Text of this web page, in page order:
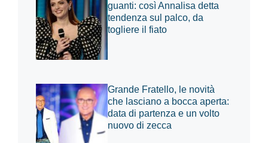
guanti: così Annalisa detta
tendenza sul palco, da
togliere il fiato
Grande Fratello, le novità
che lasciano a bocca aperta:
data di partenza e un volto
nuovo di zecca